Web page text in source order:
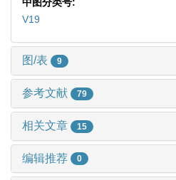
中图分类号:
V19
图/表 9
参考文献 79
相关文章 15
编辑推荐 0